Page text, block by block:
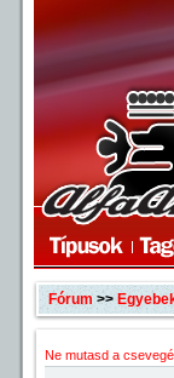
Fórum >>
Ne mutasd a